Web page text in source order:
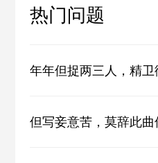
热门问题
年年但捉两三人，精
但写妾意苦，莫辞此